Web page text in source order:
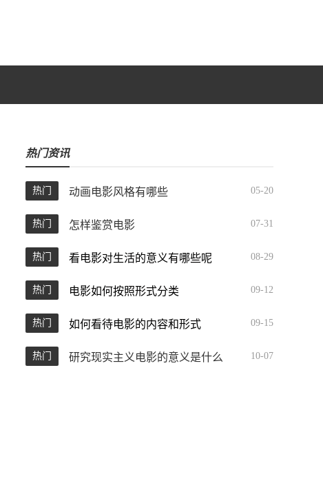
热门资讯
热门 动画电影风格有哪些 05-20
热门 怎样鉴赏电影 07-31
热门 看电影对生活的意义有哪些呢 08-29
热门 电影如何按照形式分类 09-12
热门 如何看待电影的内容和形式 09-15
热门 研究现实主义电影的意义是什么 10-07